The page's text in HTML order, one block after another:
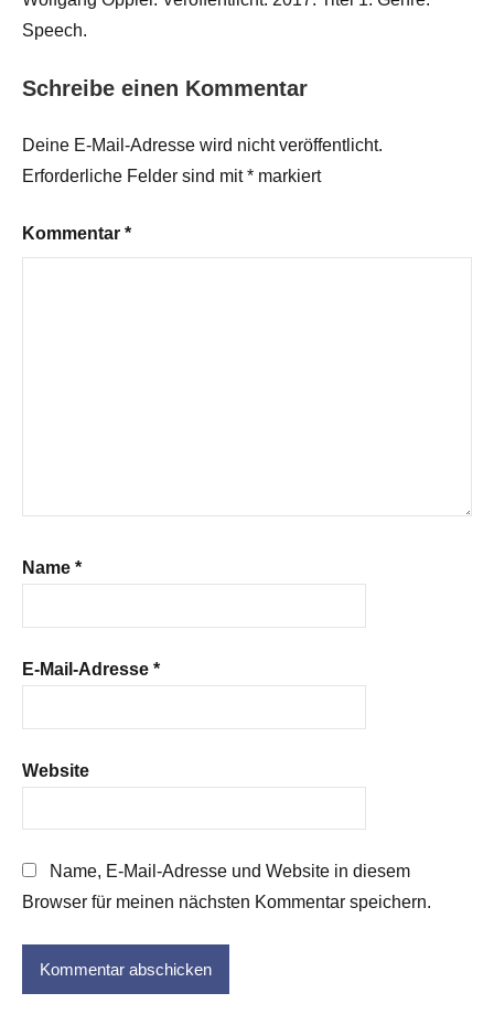
Speech.
Schreibe einen Kommentar
Deine E-Mail-Adresse wird nicht veröffentlicht.
Erforderliche Felder sind mit* markiert
Kommentar *
Name *
E-Mail-Adresse *
Website
Name, E-Mail-Adresse und Website in diesem
Browser für meinen nächsten Kommentar speichern.